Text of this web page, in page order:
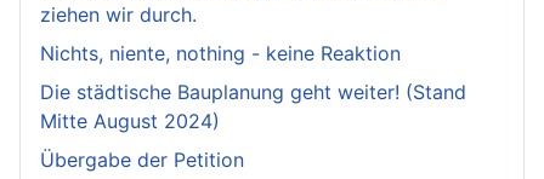
ziehen wir durch.
Nichts, niente, nothing - keine Reaktion
Die städtische Bauplanung geht weiter! (Stand
Mitte August 2024)
Übergabe der Petition